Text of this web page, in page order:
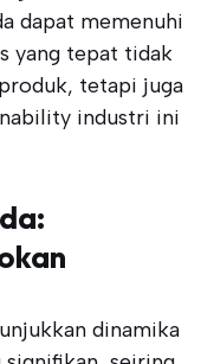
dapat memenuhi
yang tepat tidak
tetapi juga
industri ini
dinamika